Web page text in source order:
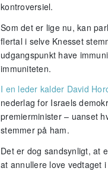
kontroversiel.
Som det er lige nu, kan
flertal i selve Knesset
udgangspunkt have
immuniteten.
I en leder kalder David
nederlag for Israels
premierminister – uanset
stemmer på ham.
Det er dog sandsynligt, at
at annullere love vedtaget